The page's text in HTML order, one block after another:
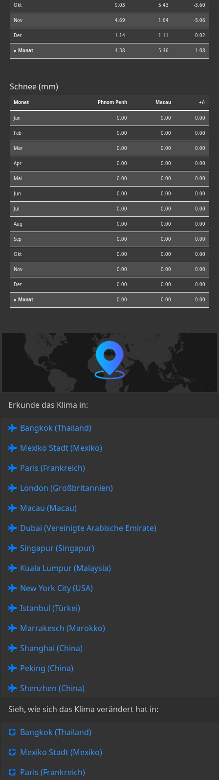
Okt 9.03 5.43 -3.60
Nov 4.69 1.64 -3.06
Dez 1.14 1.11 -0.02
⌀ Monat 4.38 5.46 1.08
Schnee (mm)
Monat Phnom Penh Macau +/-
Jan 0.00 0.00 0.00
Feb 0.00 0.00 0.00
Mär 0.00 0.00 0.00
Apr 0.00 0.00 0.00
Mai 0.00 0.00 0.00
Jun 0.00 0.00 0.00
Jul 0.00 0.00 0.00
Aug 0.00 0.00 0.00
Sep 0.00 0.00 0.00
Okt 0.00 0.00 0.00
Nov 0.00 0.00 0.00
Dez 0.00 0.00 0.00
⌀ Monat 0.00 0.00 0.00
Erkunde das Klima in:
Bangkok (Thailand)
Mexiko Stadt (Mexiko)
Paris (Frankreich)
London (Großbritannien)
Macau (Macau)
Dubai (Vereinigte Arabische Emirate)
Singapur (Singapur)
Kuala Lumpur (Malaysia)
New York City (USA)
Istanbul (Türkei)
Marrakesch (Marokko)
Shanghai (China)
Peking (China)
Shenzhen (China)
Sieh, wie sich das Klima verändert hat in:
Bangkok (Thailand)
Mexiko Stadt (Mexiko)
Paris (Frankreich)